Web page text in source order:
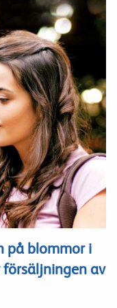
på blommor i
av